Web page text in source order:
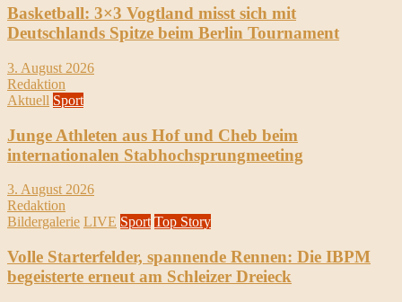
Basketball: 3×3 Vogtland misst sich mit
Deutschlands Spitze beim Berlin Tournament
3. August 2026
Redaktion
Aktuell Sport
Junge Athleten aus Hof und Cheb beim
internationalen Stabhochsprungmeeting
3. August 2026
Redaktion
Bildergalerie LIVE Sport Top Story
Volle Starterfelder, spannende Rennen: Die IBPM
begeisterte erneut am Schleizer Dreieck